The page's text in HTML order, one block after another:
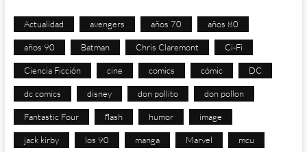
Actualidad avengers años 70 años 80
años 90 Batman Chris Claremont Ci-Fi
Ciencia Ficción cine comics cómic DC
dc comics disney don pollito don pollon
Fantastic Four flash humor image
jack kirby los 90 manga Marvel mcu